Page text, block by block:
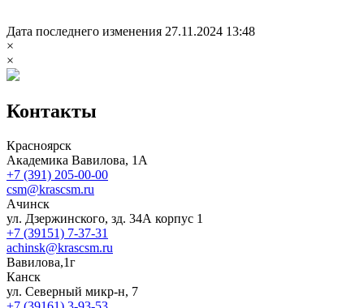
Дата последнего изменения 27.11.2024 13:48
×
×
Контакты
Красноярск
Академика Вавилова, 1А
+7 (391) 205-00-00
csm@krascsm.ru
Ачинск
ул. Дзержинского, зд. 34А корпус 1
+7 (39151) 7-37-31
achinsk@krascsm.ru
Вавилова,1г
Канск
ул. Северный микр-н, 7